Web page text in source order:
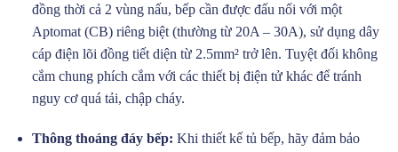
đồng thời cả 2 vùng nấu, bếp cần được đấu nối với một
Aptomat (CB) riêng biệt (thường từ 20A – 30A), sử dụng dây
cáp điện lõi đồng tiết diện từ 2.5mm² trở lên. Tuyệt đối không
cắm chung phích cắm với các thiết bị điện tử khác để tránh
nguy cơ quá tải, chập cháy.
Thông thoáng đáy bếp: Khi thiết kế tủ bếp, hãy đảm bảo